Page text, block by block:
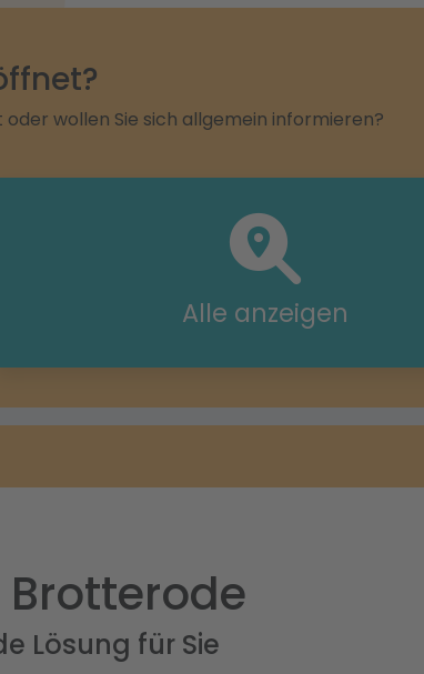
wollen Sie sich allgemein informieren?
Alle anzeigen
Lösung für Sie